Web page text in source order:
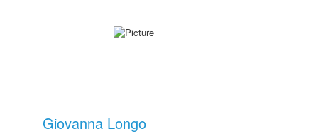
Giovanna Longo